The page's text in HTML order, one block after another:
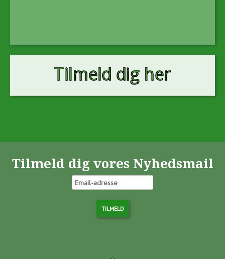
Tilmeld dig vores Nyhedsmail